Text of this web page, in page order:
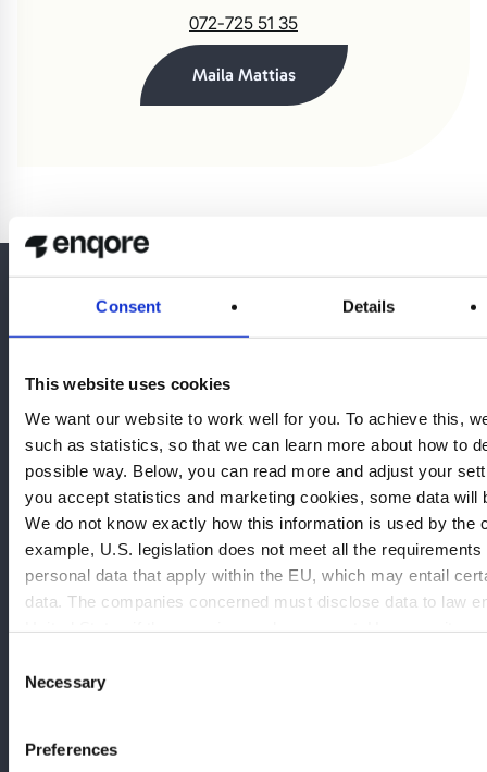
Consent Details
This website uses cookies
We want our website to work well for you. To achieve this,
such as statistics, so that we can learn more about how to
possible way. Below, you can read more and adjust your
you accept statistics and marketing cookies, some data will
We do not know exactly how this information is used by the
example, U.S. legislation does not meet all the
personal data that apply within the EU, which may entail
data. The companies concerned must disclose data to law
that law enforcement authorities have gained access to. By
Google’s Privacy Policy
Selection
Necessary
Preferences
072-725 51 35
Maila Mattias
Huvudkontor Göteborg
Mölndals Bro 7
431 30 Mölndal
Kungsgatan 12
652 24 Karlstad
Västmannagatan 4